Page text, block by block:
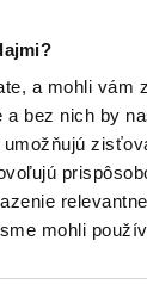
a mohli vám
bez nich by
mohli